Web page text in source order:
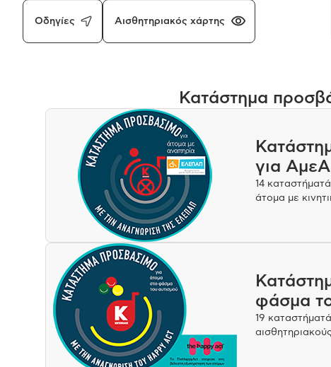
Οδηγίες Αισθητηριακός χάρτης
Κατάστημα
για ΑμεΑ
14
άτομα με
φάσμα
19